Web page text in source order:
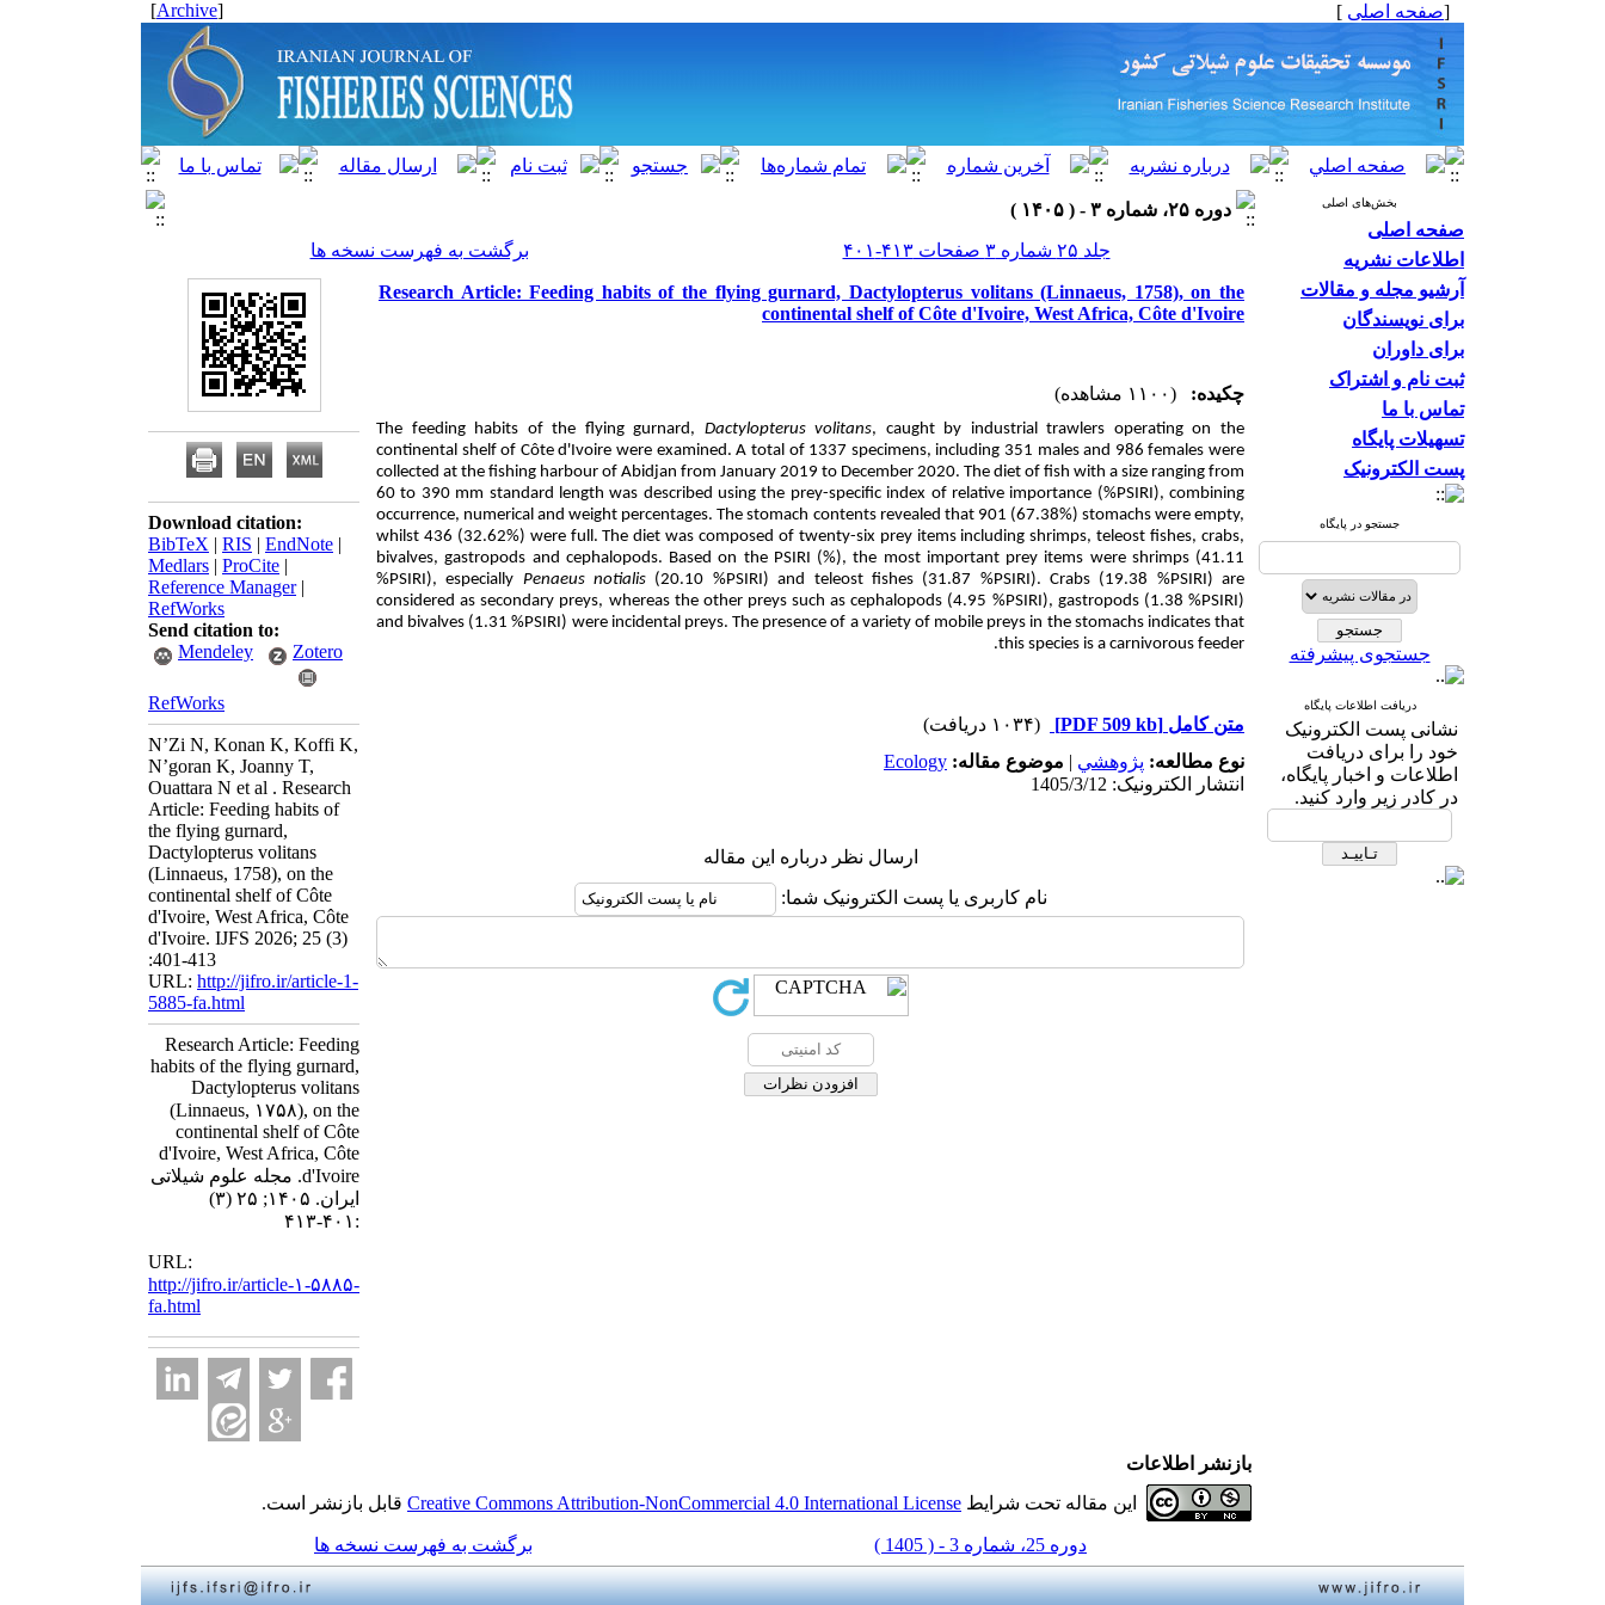
[صفحه اصلی ]
[
Archive
]
بخش‌های اصلی
صفحه اصلی
اطلاعات نشریه
آرشیو مجله و مقالات
برای نویسندگان
برای داوران
ثبت نام و اشتراک
تماس با ما
تسهیلات پایگاه
پست الکترونیک
جستجو در پایگاه
جستجوی پیشرفته
دریافت اطلاعات پایگاه
نشانی پست الکترونیک
خود را برای دریافت
اطلاعات و اخبار پایگاه،
در کادر زیر وارد کنید.
دوره ۲۵، شماره ۳ - ( ۱۴۰۵ )
جلد ۲۵ شماره ۳ صفحات ۴۱۳-۴۰۱
برگشت به فهرست نسخه ها
Research Article: Feeding habits of the flying gurnard, Dactylopterus volitans (Linnaeus, 1758), on the
continental shelf of Côte d'Ivoire, West Africa, Côte d'Ivoire
چکیده: (۱۱۰۰ مشاهده)
The feeding habits of the flying gurnard, Dactylopterus volitans, caught by industrial trawlers operating on the
continental shelf of Côte d'Ivoire were examined. A total of 1337 specimens, including 351 males and 986 females were
collected at the fishing harbour of Abidjan from January 2019 to December 2020. The diet of fish with a size ranging from
60 to 390 mm standard length was described using the prey-specific index of relative importance (%PSIRI), combining
occurrence, numerical and weight percentages. Thestomach contents revealed that 901 (67.38%) stomachs were empty,
whilst 436 (32.62%) were full. The diet was composed of twenty-six prey items including shrimps, teleost fishes, crabs,
bivalves, gastropods and cephalopods. Based on the PSIRI (%), the most important prey items were shrimps (41.11
%PSIRI), especially Penaeus notialis (20.10 %PSIRI) and teleost fishes (31.87 %PSIRI). Crabs (19.38 %PSIRI) are
considered as secondary preys, whereas the other preys such as cephalopods (4.95 %PSIRI), gastropods (1.38 %PSIRI)
and bivalves (1.31 %PSIRI) were incidental preys.The presence of a variety of mobile preys in the stomachs indicates that
this species is a carnivorous feeder
.
متن کامل [PDF 509 kb]
(۱۰۳۴ دریافت)
نوع مطالعه: پژوهشي | موضوع مقاله: Ecology
انتشار الکترونیک: 1405/3/12
ارسال نظر درباره این مقاله
نام کاربری یا پست الکترونیک شما:
Download citation:
BibTeX | RIS | EndNote |
Medlars | ProCite |
Reference Manager|
RefWorks
Send citation to:
Mendeley
Zotero
RefWorks
N’Zi N, Konan K, Koffi K,
N’goran K, Joanny T,
Ouattara N et al . Research
Article: Feeding habits of
the flying gurnard,
Dactylopterus volitans
(Linnaeus, 1758), on the
continental shelf of Côte
d'Ivoire, West Africa, Côte
d'Ivoire. IJFS 2026; 25 (3)
:401-413
URL: http://jifro.ir/article-1-
5885-fa.html
Research Article: Feeding
habits of the flying gurnard,
Dactylopterus volitans
(Linnaeus, ۱۷۵۸), on the
continental shelf of Côte
d'Ivoire, West Africa, Côte
d'Ivoire. مجله علوم شیلاتی
ایران. ۱۴۰۵; ۲۵ (۳)
:۴۰۱-۴۱۳
URL:
http://jifro.ir/article-۱-۵۸۸۵-
fa.html
بازنشر اطلاعات
این مقاله تحت شرایط Creative Commons Attribution-NonCommercial 4.0 International License قابل بازنشر است.
دوره 25، شماره 3 - ( 1405 ) برگشت به فهرست نسخه ها